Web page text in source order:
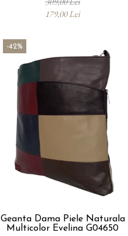
179,00 Lei
-42%
Geanta Dama Piele Naturala
Multicolor Evelina G04650